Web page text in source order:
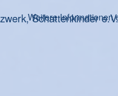
Schattenkinder e.V.
Weitere Informationen